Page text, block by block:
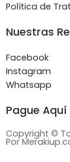
Política de
Nuestras
Facebook
Instagram
Whatsapp
Pague Aquí
Copyright ©
Por